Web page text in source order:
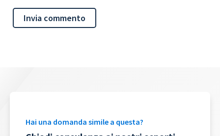
Hai una domanda simile a questa?